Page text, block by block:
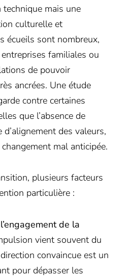
mais une
culturelle et
écueils sont nombreux,
familiales ou
de pouvoir
ancrées. Une étude
contre certaines
que l’absence de
des valeurs,
mal anticipée.
plusieurs facteurs
particulière :
de la
vient souvent du
convaincue est un
pour dépasser les